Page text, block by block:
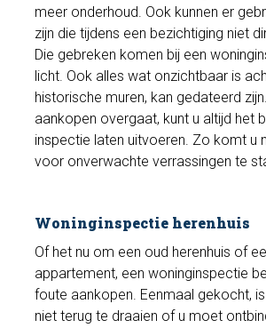
meer onderhoud. Ook kunnen er
zijn die tijdens een bezichtiging niet
Die gebreken komen bij een
licht. Ook alles wat onzichtbaar is
historische muren, kan gedateerd
aankopen overgaat, kunt u altijd het
inspectie laten uitvoeren. Zo komt u
voor onverwachte verrassingen te
Woninginspectie herenhuis
Of het nu om een oud herenhuis of
appartement, een woninginspectie
foute aankopen. Eenmaal gekocht,
niet terug te draaien of u moet